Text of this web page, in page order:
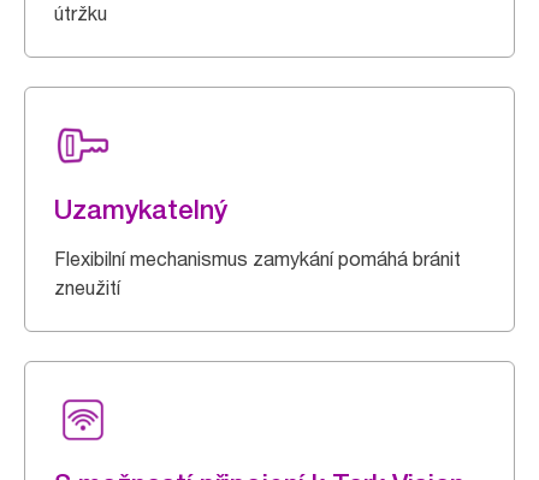
útržku
Uzamykatelný
Flexibilní mechanismus zamykání pomáhá bránit
zneužití